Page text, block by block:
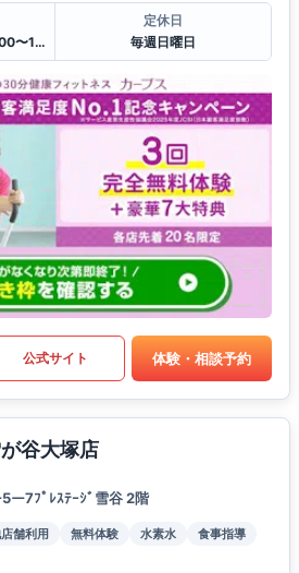
平日 10:00〜13:00・15:00〜19:00
定休日
毎週日曜日
公式サイト 体験・相談予約
谷大塚店
ー7ﾌﾟﾚｽﾃｰｼﾞ雪谷 2階
舗利用 無料体験 水素水
食事指導